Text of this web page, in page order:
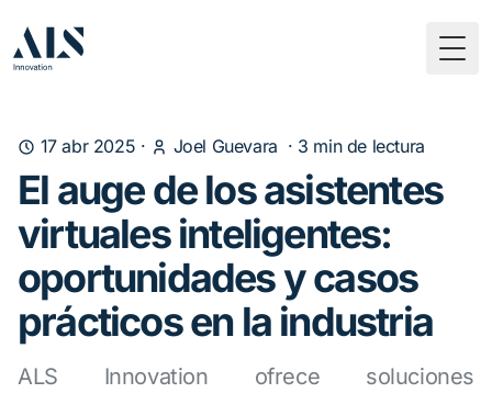
17 abr 2025 · Joel Guevara · 3 min de lectura
El auge de los asistentes
virtuales inteligentes:
oportunidades y casos
prácticos en la industria
ALS Innovation ofrece soluciones